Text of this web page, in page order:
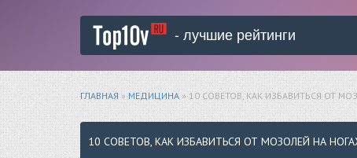
- лучшие рейтинги
ГЛАВНАЯ»МЕДИЦИНА» 10 СОВЕТОВ, КАК ИЗБАВИТЬСЯ ОТ
10 СОВЕТОВ, КАК ИЗБАВИТЬСЯ ОТ МОЗОЛЕЙ НА